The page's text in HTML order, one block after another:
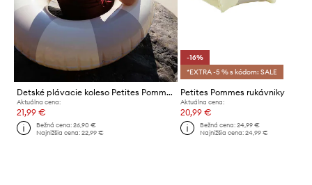
Detské plávacie koleso Petites Pommes OLIVIA 45CM
Aktuálna cena:
21,99 €
Bežná cena:26,90 €
Najnižšia cena:22,99 €
-16%
*EXTRA -5 % s kódom: SALE
Petites Pommes rukávniky
Aktuálna cena:
20,99 €
Bežná cena: 24,99 €
Najnižšia cena: 24,99 €